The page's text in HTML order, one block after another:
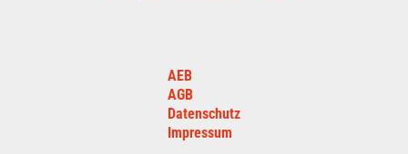
AEB
AGB
Datenschutz
Impressum